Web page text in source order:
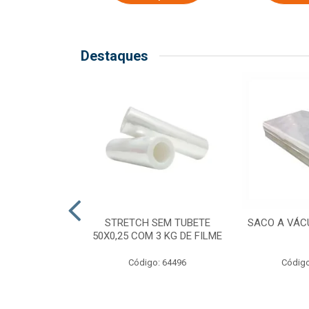
Destaques
STRETCH SEM TUBETE
50X0,25 COM 3 KG DE FILME
Código: 64496
SACO A